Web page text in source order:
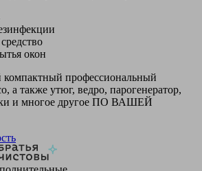
окон
профессиональный
а также утюг, ведро, парогенератор,
и многое другое ПО ВАШЕЙ